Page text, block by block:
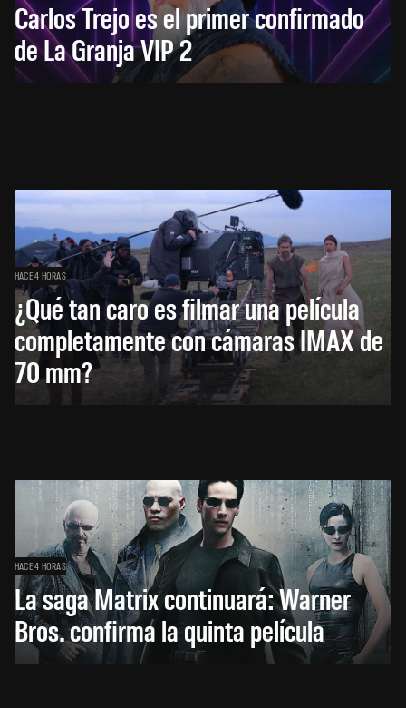
Carlos Trejo es el primer confirmado
de La Granja VIP 2
HACE 4 HORAS
¿Qué tan caro es filmar una película
completamente con cámaras IMAX de
70 mm?
HACE 4 HORAS
La saga Matrix continuará: Warner
Bros. confirma la quinta película